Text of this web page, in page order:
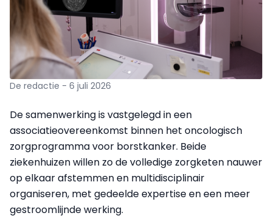
De redactie - 6 juli 2026
De samenwerking is vastgelegd in een
associatieovereenkomst binnen het oncologisch
zorgprogramma voor borstkanker. Beide
ziekenhuizen willen zo de volledige zorgketen nauwer
op elkaar afstemmen en multidisciplinair
organiseren, met gedeelde expertise en een meer
gestroomlijnde werking.